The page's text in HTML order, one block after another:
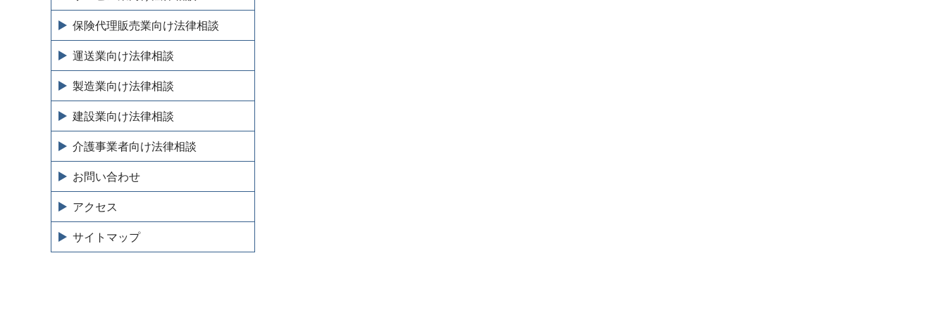
保険代理販売業向け法律相談
運送業向け法律相談
製造業向け法律相談
建設業向け法律相談
介護事業者向け法律相談
お問い合わせ
アクセス
サイトマップ